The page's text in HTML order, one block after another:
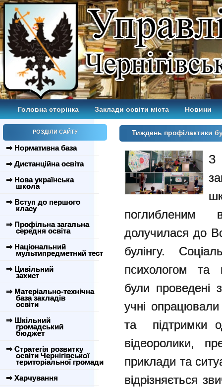
Головна сторінка Заклади освіти міста Новини
РОЗДІЛИ САЙТУ
⇒ Нормативна база
⇒ Дистанційна освіта
⇒ Нова українська
школа
⇒ Вступ до першого
класу
⇒ Профільна загальна
середня освіта
⇒ Національний
мультипредметний тест
⇒ Цивільний
захист
⇒ Матеріально-технічна
база закладів
освіти
⇒ Шкільний
громадський
бюджет
⇒ Стратегія розвитку
освіти Чернігівської
територіальної громади
⇒ Харчування
Тиждень профілактики
поглибленим
долучилася до
булінгу.
психологом та
були проведені
учні
та підтримки
відеоролики,
приклади та
відрізняється